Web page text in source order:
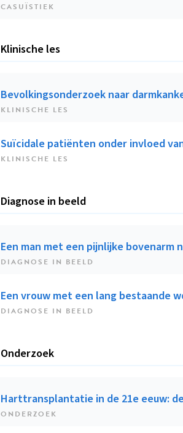
CASUÏSTIEK
Klinische les
Bevolkingsonderzoek naar
KLINISCHE LES
Suïcidale patiënten onder invloed
KLINISCHE LES
Diagnose in beeld
Een man met een pijnlijke bovenarm
DIAGNOSE IN BEELD
Een vrouw met een lang bestaande
DIAGNOSE IN BEELD
Onderzoek
Harttransplantatie in de 21e eeuw:
ONDERZOEK